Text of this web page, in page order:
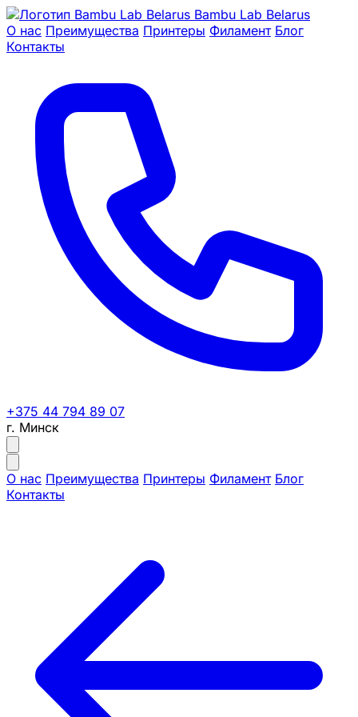
Bambu Lab Belarus
О нас Преимущества Принтеры Филамент Блог
Контакты
+375 44 794 89 07
г. Минск
О нас Преимущества Принтеры Филамент Блог
Контакты